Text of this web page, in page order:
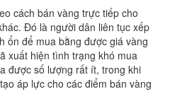
cách bán vàng trực tiếp cho
Đó là người dân liên tục xếp
ổn để mua bằng được giá vàng
xuất hiện tình trạng khó mua
được số lượng rất ít, trong khi
áp lực cho các điểm bán vàng